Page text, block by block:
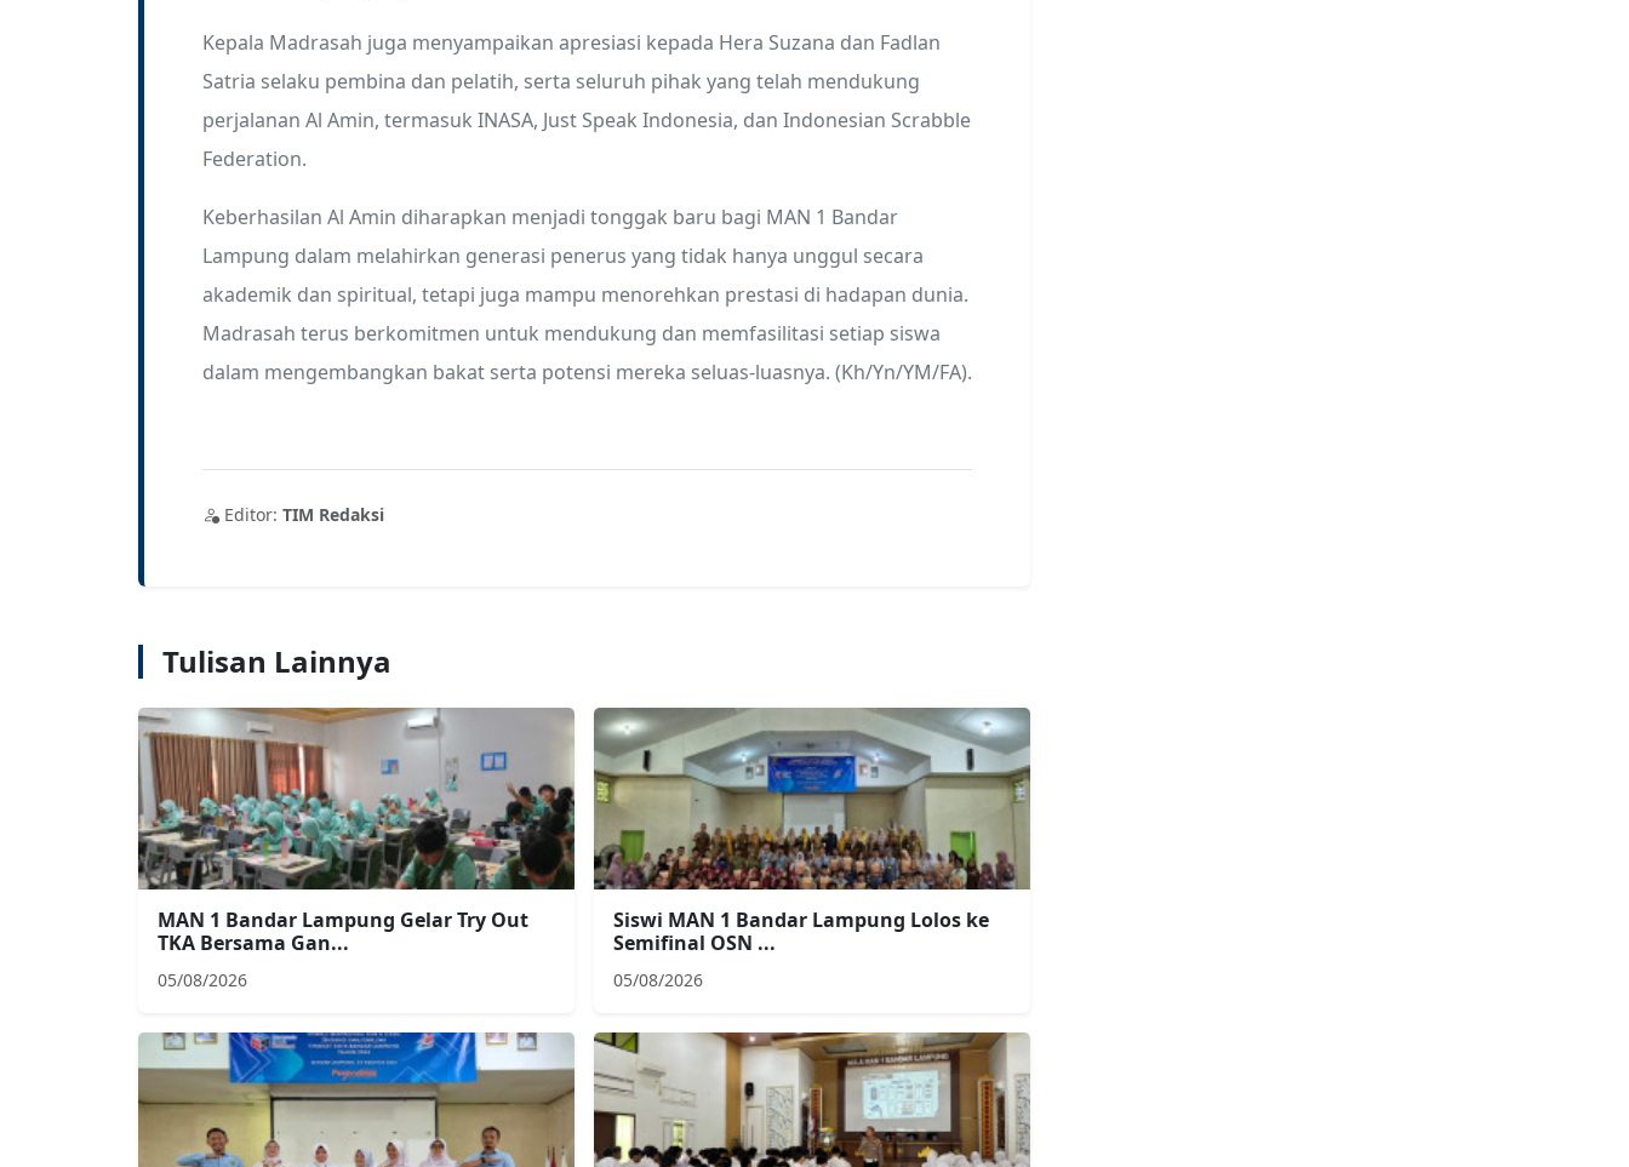
Kepala Madrasah juga menyampaikan apresiasi kepada Hera Suzana dan Fadlan
Satria selaku pembina dan pelatih, serta seluruh pihak yang telah mendukung
perjalanan Al Amin, termasuk INASA, Just Speak Indonesia, dan Indonesian Scrabble
Federation.
Keberhasilan Al Amin diharapkan menjadi tonggak baru bagi MAN 1 Bandar
Lampung dalam melahirkan generasi penerus yang tidak hanya unggul secara
akademik dan spiritual, tetapi juga mampu menorehkan prestasi di hadapan dunia.
Madrasah terus berkomitmen untuk mendukung dan memfasilitasi setiap siswa
dalam mengembangkan bakat serta potensi mereka seluas-luasnya. (Kh/Yn/YM/FA).
Editor: TIM Redaksi
Tulisan Lainnya
MAN 1 Bandar Lampung Gelar Try Out
TKA Bersama Gan...
05/08/2026
Siswi MAN 1 Bandar Lampung Lolos ke
Semifinal OSN ...
05/08/2026